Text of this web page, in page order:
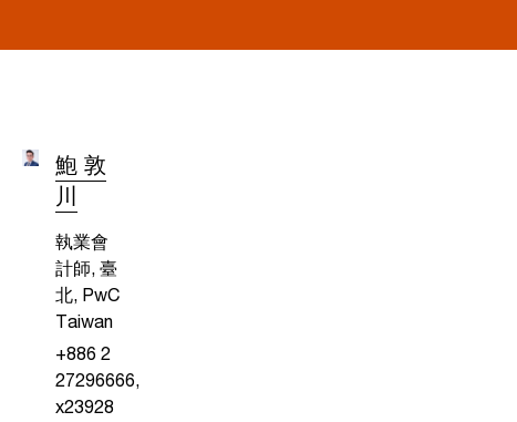
鮑 敦
川
執業會
計師, 臺
北, PwC
Taiwan
+886 2
27296666,
x23928